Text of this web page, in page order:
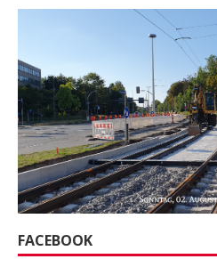
FACEBOOK